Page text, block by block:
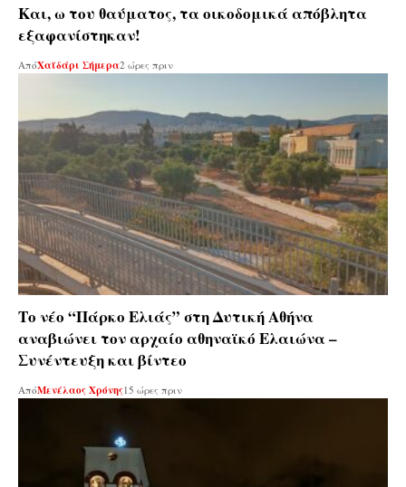
Και, ω του θαύματος, τα οικοδομικά απόβλητα
εξαφανίστηκαν!
ΑπόΧαϊδάρι Σήμερα2 ώρες πριν
Το νέο “Πάρκο Ελιάς” στη Δυτική Αθήνα
αναβιώνει τον αρχαίο αθηναϊκό Ελαιώνα –
Συνέντευξη και βίντεο
ΑπόΜενέλαος Χρόνης15 ώρες πριν